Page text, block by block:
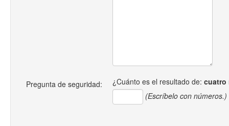
Pregunta de seguridad: ¿Cuánto es el resultado de: cuatro
(Escríbelo con números.)